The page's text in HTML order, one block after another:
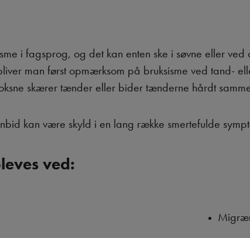
i fagsprog, og det kan enten ske i søvne eller
man først opmærksom på bruksisme ved tand-
skærer tænder eller bider tænderne hårdt
kan være skyld i en lang række smertefulde
ved: